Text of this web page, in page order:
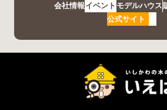
会社情報 イベント モデルハウス
公式サイト